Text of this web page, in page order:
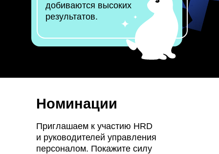
добиваются высоких
результатов.
Номинации
Приглашаем к участию HRD
и руководителей управления
персоналом. Покажите силу